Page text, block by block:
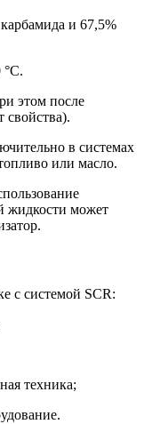
и 67,5%
этом после
свойства).
в системах
или масло.
жидкости может
с системой SCR:
техника;